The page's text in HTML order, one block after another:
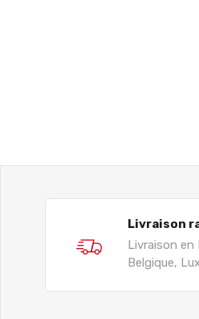
Livraison
Livraison en
Belgique,